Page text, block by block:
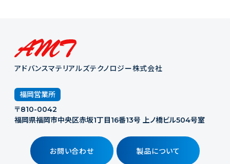
アドバンスマテリアルズテクノロジー株式会社
福岡営業所
〒810-0042
福岡県福岡市中央区赤坂1丁目16番13号 上ノ橋ビル504号室
お問い合わせ 製品について